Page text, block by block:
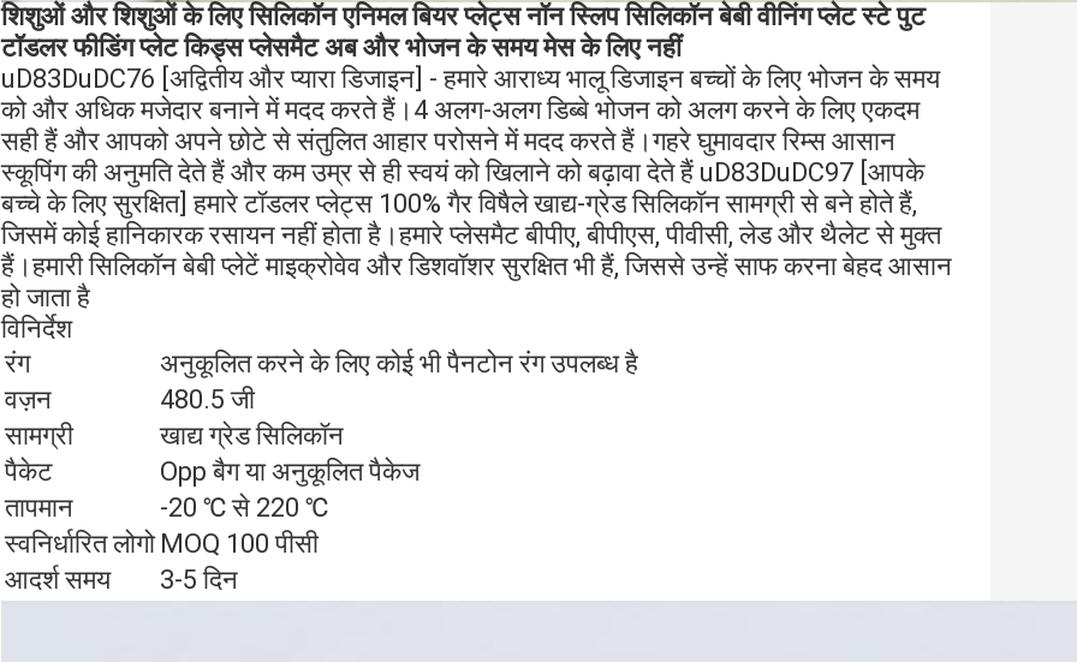
शिशुओं और शिशुओं के लिए सिलिकॉन एनिमल बियर प्लेट्स नॉन स्लिप सिलिकॉन बेबी वीनिंग प्लेट स्टे पुट
टॉडलर फीडिंग प्लेट किड्स प्लेसमैट अब और भोजन के समय मेस के लिए नहीं
uD83DuDC76 [अद्वितीय और प्यारा डिजाइन] - हमारे आराध्य भालू डिजाइन बच्चों के लिए भोजन के समय
को और अधिक मजेदार बनाने में मदद करते हैं।4 अलग-अलग डिब्बे भोजन को अलग करने के लिए एकदम
सही हैं और आपको अपने छोटे से संतुलित आहार परोसने में मदद करते हैं।गहरे घुमावदार रिम्स आसान
स्कूपिंग की अनुमति देते हैं और कम उम्र से ही स्वयं को खिलाने को बढ़ावा देते हैं uD83DuDC97 [आपके
बच्चे के लिए सुरक्षित] हमारे टॉडलर प्लेट्स 100% गैर विषैले खाद्य-ग्रेड सिलिकॉन सामग्री से बने होते हैं,
जिसमें कोई हानिकारक रसायन नहीं होता है।हमारे प्लेसमैट बीपीए, बीपीएस, पीवीसी, लेड और थैलेट से मुक्त
हैं।हमारी सिलिकॉन बेबी प्लेटें माइक्रोवेव और डिशवॉशर सुरक्षित भी हैं, जिससे उन्हें साफ करना बेहद आसान
हो जाता है
विनिर्देश
रंग
अनुकूलित करने के लिए कोई भी पैनटोन रंग उपलब्ध है
वज़न
480.5 जी
सामग्री
खाद्य ग्रेड सिलिकॉन
पैकेट
Opp बैग या अनुकूलित पैकेज
तापमान
-20 ℃ से 220 ℃
स्वनिर्धारित लोगो MOQ 100 पीसी
आदर्श समय
3-5 दिन